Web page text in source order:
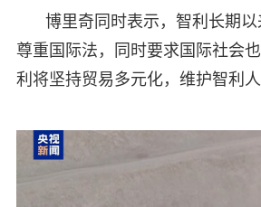
博里奇同时表示，智利长期以
尊重国际法，同时要求国际社会
利将坚持贸易多元化，维护智利人